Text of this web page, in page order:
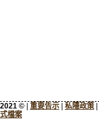
2021 © | 重要告示 | 私隱政策 |
式檔案